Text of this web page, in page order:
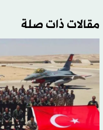
مقالات ذات صلة